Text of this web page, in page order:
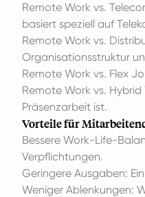
Remote Work vs.
basiert speziell auf
Remote Work vs.
Organisationsstruktur
Remote Work vs. Flex
Remote Work vs.
Präsenzarbeit ist.
Vorteile für
Bessere Work-Life-
Verpflichtungen.
Geringere Ausgaben:
Weniger Ablenkungen: